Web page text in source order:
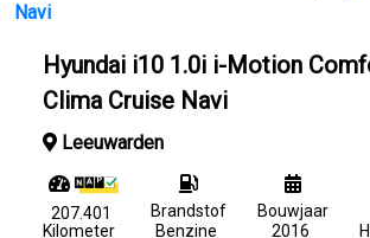
Hyundai i10 1.0i i-Motion
Clima Cruise Navi
Leeuwarden
207.401
Kilometer
Brandstof
Benzine
Bouwjaar
2016